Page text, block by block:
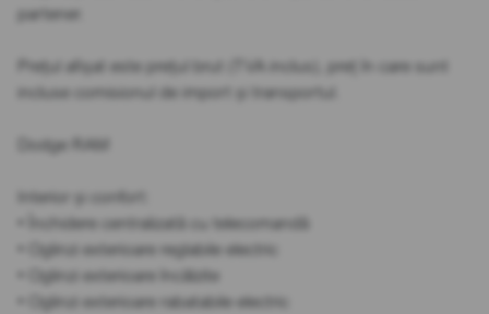
partener.
Prețul afișat este prețul brut (TVA inclus), preț în care sunt
incluse comisionul de import și transportul.
Dodge RAM
Interior și confort:
• Închidere centralizată cu telecomandă
• Oglinzi exterioare reglabile electric
• Oglinzi exterioare încălzite
• Oglinzi exterioare rabatabile electric